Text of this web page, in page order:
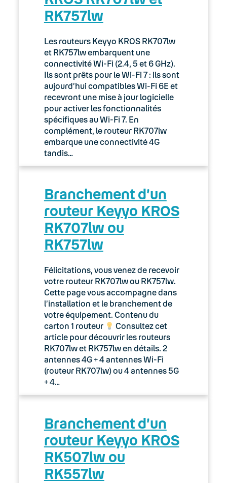
03. Accès Internet
04. Téléphonie fixe
05. Téléphonie Mobile
06. Cybersécurité
Keyyo Connect
Keyyo Visio
RK757lw
Les routeurs Keyyo KROS RK707lw
et RK757lw embarquent une
connectivité Wi-Fi (2.4, 5 et 6 GHz).
Ils sont prêts pour le Wi-Fi 7 : ils sont
aujourd’hui compatibles Wi-Fi 6E et
recevront une mise à jour logicielle
pour activer les fonctionnalités
spécifiques au Wi-Fi 7. En
complément, le routeur RK707lw
embarque une connectivité 4G
tandis…
Branchement d’un
routeur Keyyo KROS
RK707lw ou
RK757lw
Félicitations, vous venez de recevoir
votre routeur RK707lw ou RK757lw.
Cette page vous accompagne dans
l’installation et le branchement de
votre équipement. Contenu du
carton 1 routeur
Consultez cet
article pour découvrir les routeurs
RK707lw et RK757lw en détails. 2
antennes 4G + 4 antennes Wi-Fi
(routeur RK707lw) ou 4 antennes 5G
+ 4…
Branchement d’un
routeur Keyyo KROS
RK507lw ou
RK557lw